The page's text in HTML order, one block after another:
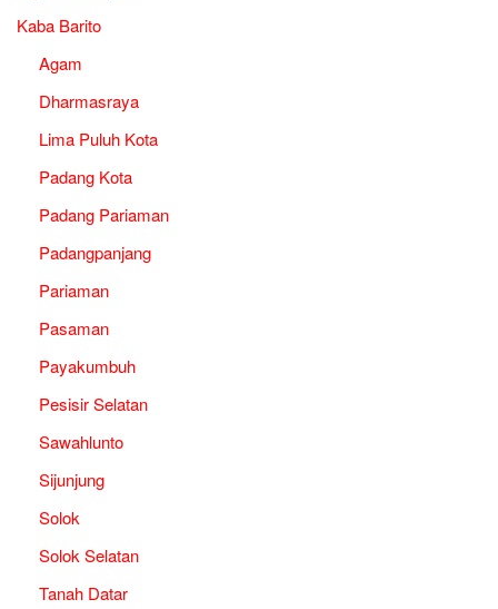
Kaba Barito
Agam
Dharmasraya
Lima Puluh Kota
Padang Kota
Padang Pariaman
Padangpanjang
Pariaman
Pasaman
Payakumbuh
Pesisir Selatan
Sawahlunto
Sijunjung
Solok
Solok Selatan
Tanah Datar